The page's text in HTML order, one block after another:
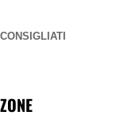
CONSIGLIATI
ZONE